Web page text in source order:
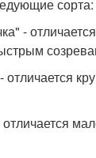
сорта:
-
отличается